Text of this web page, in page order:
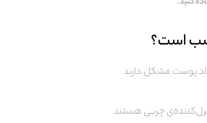
است؟
پوست مشکل دارند
چربی هستند